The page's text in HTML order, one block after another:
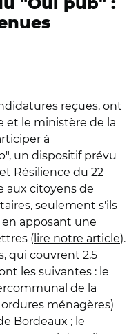
"Oui pub" :
reçues, ont
et le ministère de la
à
un dispositif prévu
Résilience du 22
aux citoyens de
seulement s'ils
apposant une
( lire notre article).
qui couvrent 2,5
les suivantes : le
de la
ménagères)
Bordeaux ; le